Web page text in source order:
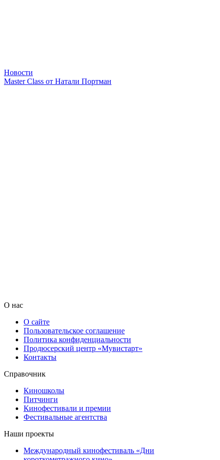
Новости
Master Class от Натали Портман
О нас
О сайте
Пользовательское соглашение
Политика конфиденциальности
Продюсерский центр «Мувистарт»
Контакты
Справочник
Киношколы
Питчинги
Кинофестивали и премии
Фестивальные агентства
Наши проекты
Международный кинофестиваль «Дни